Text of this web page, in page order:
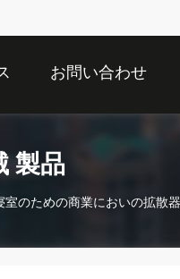
お問い合わせ
製品
のための商業においの拡散